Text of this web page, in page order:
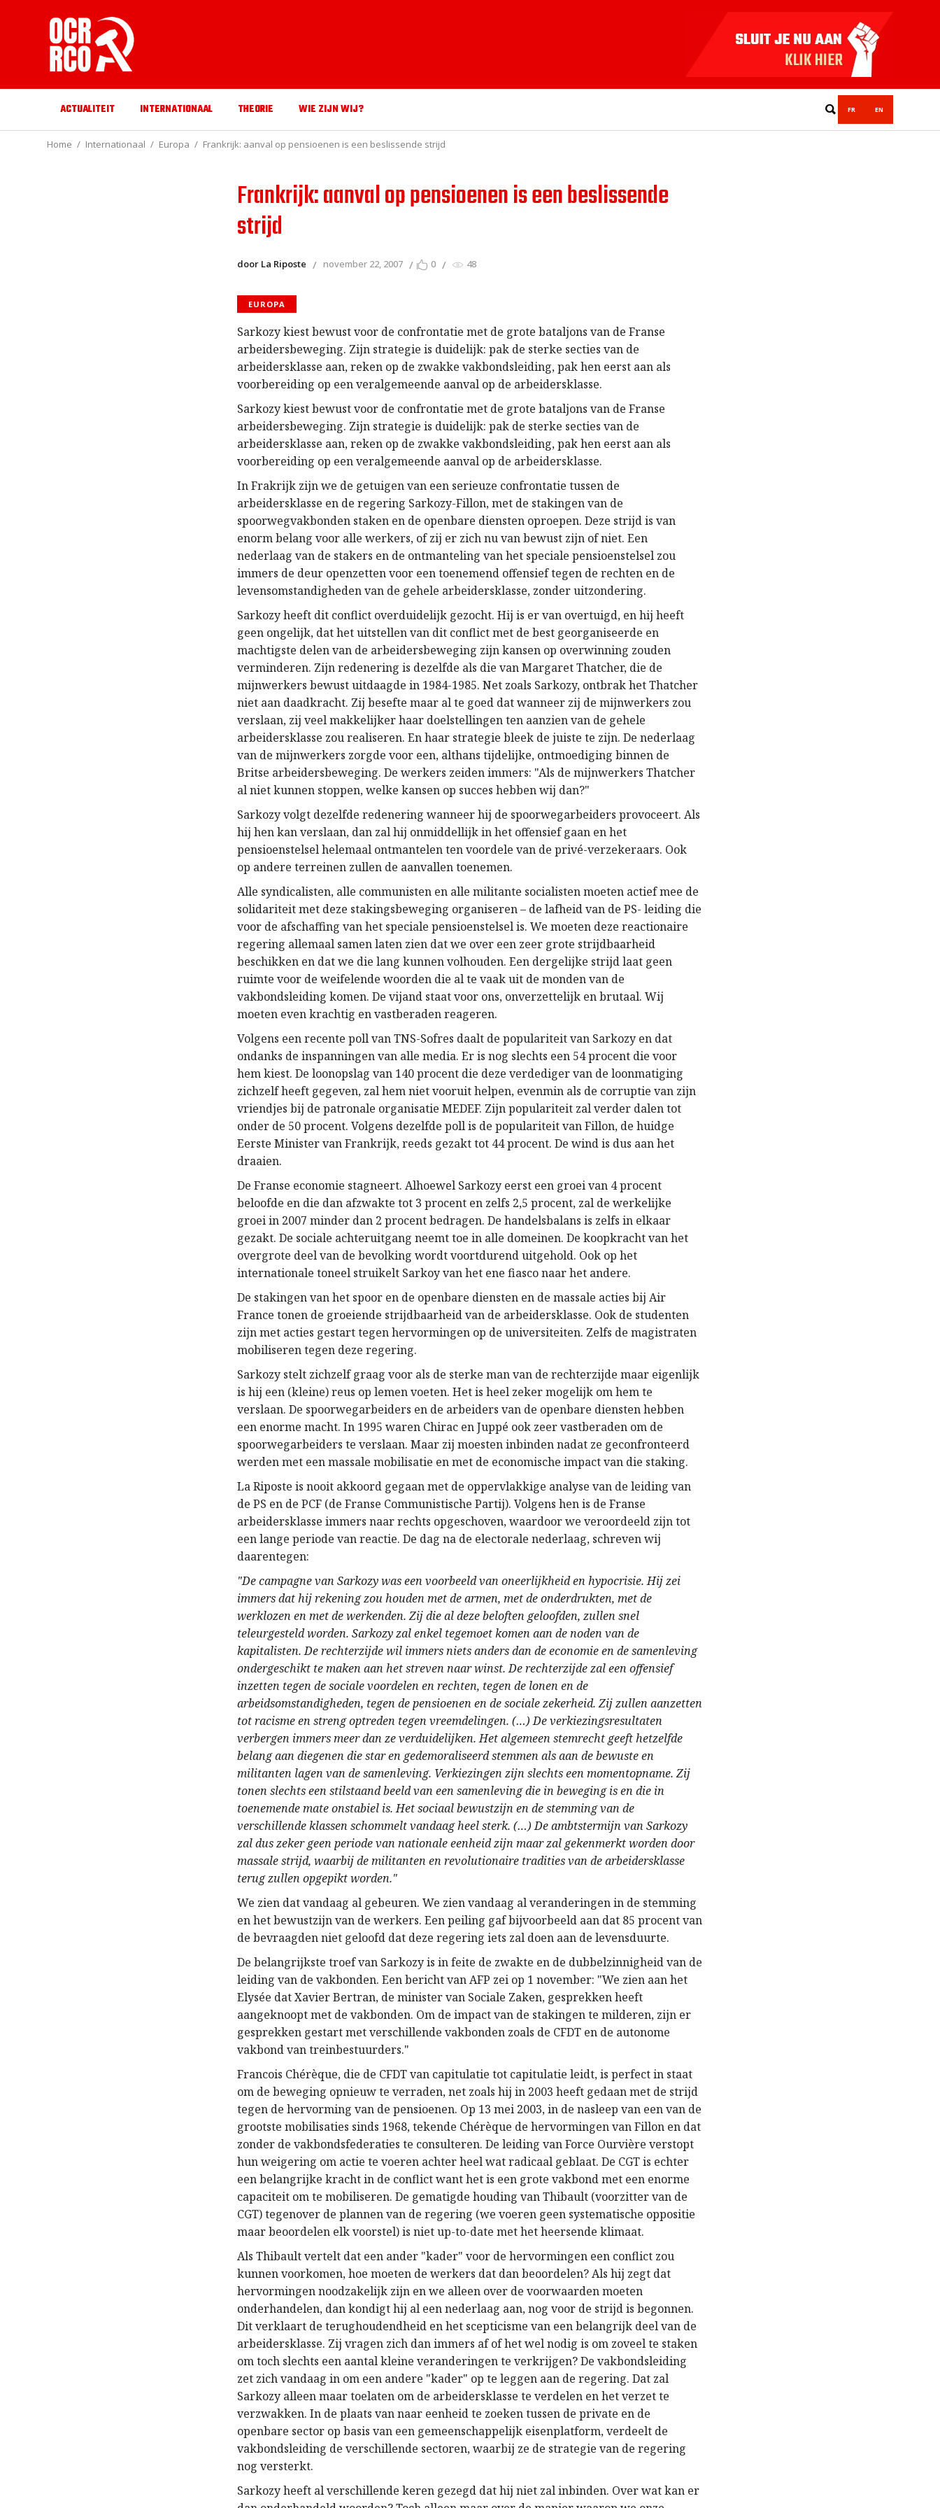
ACTUALITEIT INTERNATIONAAL THEORIE WIE ZIJN WIJ? FR EN
Home Internationaal Europa Frankrijk: aanval op pensioenen is een beslissende strijd
Frankrijk: aanval op pensioenen is een beslissende
strijd
door La Riposte november 22, 2007 0 48
EUROPA
Sarkozy kiest bewust voor de confrontatie met de grote bataljons van de Franse
arbeidersbeweging. Zijn strategie is duidelijk: pak de sterke secties van de
arbeidersklasse aan, reken op de zwakke vakbondsleiding, pak hen eerst aan als
voorbereiding op een veralgemeende aanval op de arbeidersklasse.
Sarkozy kiest bewust voor de confrontatie met de grote bataljons van de Franse
arbeidersbeweging. Zijn strategie is duidelijk: pak de sterke secties van de
arbeidersklasse aan, reken op de zwakke vakbondsleiding, pak hen eerst aan als
voorbereiding op een veralgemeende aanval op de arbeidersklasse.
In Frakrijk zijn we de getuigen van een serieuze confrontatie tussen de
arbeidersklasse en de regering Sarkozy-Fillon, met de stakingen van de
spoorwegvakbonden staken en de openbare diensten oproepen. Deze strijd is van
enorm belang voor alle werkers, of zij er zich nu van bewust zijn of niet. Een
nederlaag van de stakers en de ontmanteling van het speciale pensioenstelsel zou
immers de deur openzetten voor een toenemend offensief tegen de rechten en de
levensomstandigheden van de gehele arbeidersklasse, zonder uitzondering.
Sarkozy heeft dit conflict overduidelijk gezocht. Hij is er van overtuigd, en hij heeft
geen ongelijk, dat het uitstellen van dit conflict met de best georganiseerde en
machtigste delen van de arbeidersbeweging zijn kansen op overwinning zouden
verminderen. Zijn redenering is dezelfde als die van Margaret Thatcher, die de
mijnwerkers bewust uitdaagde in 1984-1985. Net zoals Sarkozy, ontbrak het Thatcher
niet aan daadkracht. Zij besefte maar al te goed dat wanneer zij de mijnwerkers zou
verslaan, zij veel makkelijker haar doelstellingen ten aanzien van de gehele
arbeidersklasse zou realiseren. En haar strategie bleek de juiste te zijn. De nederlaag
van de mijnwerkers zorgde voor een, althans tijdelijke, ontmoediging binnen de
Britse arbeidersbeweging. De werkers zeiden immers: "Als de mijnwerkers Thatcher
al niet kunnen stoppen, welke kansen op succes hebben wij dan?"
Sarkozy volgt dezelfde redenering wanneer hij de spoorwegarbeiders provoceert. Als
hij hen kan verslaan, dan zal hij onmiddellijk in het offensief gaan en het
pensioenstelsel helemaal ontmantelen ten voordele van de privé-verzekeraars. Ook
op andere terreinen zullen de aanvallen toenemen.
Alle syndicalisten, alle communisten en alle militante socialisten moeten actief mee de
solidariteit met deze stakingsbeweging organiseren – de lafheid van de PS- leiding die
voor de afschaffing van het speciale pensioenstelsel is. We moeten deze reactionaire
regering allemaal samen laten zien dat we over een zeer grote strijdbaarheid
beschikken en dat we die lang kunnen volhouden. Een dergelijke strijd laat geen
ruimte voor de weifelende woorden die al te vaak uit de monden van de
vakbondsleiding komen. De vijand staat voor ons, onverzettelijk en brutaal. Wij
moeten even krachtig en vastberaden reageren.
Volgens een recente poll van TNS-Sofres daalt de populariteit van Sarkozy en dat
ondanks de inspanningen van alle media. Er is nog slechts een 54 procent die voor
hem kiest. De loonopslag van 140 procent die deze verdediger van de loonmatiging
zichzelf heeft gegeven, zal hem niet vooruit helpen, evenmin als de corruptie van zijn
vriendjes bij de patronale organisatie MEDEF. Zijn populariteit zal verder dalen tot
onder de 50 procent. Volgens dezelfde poll is de populariteit van Fillon, de huidge
Eerste Minister van Frankrijk, reeds gezakt tot 44 procent. De wind is dus aan het
draaien.
De Franse economie stagneert. Alhoewel Sarkozy eerst een groei van 4 procent
beloofde en die dan afzwakte tot 3 procent en zelfs 2,5 procent, zal de werkelijke
groei in 2007 minder dan 2 procent bedragen. De handelsbalans is zelfs in elkaar
gezakt. De sociale achteruitgang neemt toe in alle domeinen. De koopkracht van het
overgrote deel van de bevolking wordt voortdurend uitgehold. Ook op het
internationale toneel struikelt Sarkoy van het ene fiasco naar het andere.
De stakingen van het spoor en de openbare diensten en de massale acties bij Air
France tonen de groeiende strijdbaarheid van de arbeidersklasse. Ook de studenten
zijn met acties gestart tegen hervormingen op de universiteiten. Zelfs de magistraten
mobiliseren tegen deze regering.
Sarkozy stelt zichzelf graag voor als de sterke man van de rechterzijde maar eigenlijk
is hij een (kleine) reus op lemen voeten. Het is heel zeker mogelijk om hem te
verslaan. De spoorwegarbeiders en de arbeiders van de openbare diensten hebben
een enorme macht. In 1995 waren Chirac en Juppé ook zeer vastberaden om de
spoorwegarbeiders te verslaan. Maar zij moesten inbinden nadat ze geconfronteerd
werden met een massale mobilisatie en met de economische impact van die staking.
La Riposte is nooit akkoord gegaan met de oppervlakkige analyse van de leiding van
de PS en de PCF (de Franse Communistische Partij). Volgens hen is de Franse
arbeidersklasse immers naar rechts opgeschoven, waardoor we veroordeeld zijn tot
een lange periode van reactie. De dag na de electorale nederlaag, schreven wij
daarentegen:
"De campagne van Sarkozy was een voorbeeld van oneerlijkheid en hypocrisie. Hij zei
immers dat hij rekening zou houden met de armen, met de onderdrukten, met de
werklozen en met de werkenden. Zij die al deze beloften geloofden, zullen snel
teleurgesteld worden. Sarkozy zal enkel tegemoet komen aan de noden van de
kapitalisten. De rechterzijde wil immers niets anders dan de economie en de samenleving
ondergeschikt te maken aan het streven naar winst. De rechterzijde zal een offensief
inzetten tegen de sociale voordelen en rechten, tegen de lonen en de
arbeidsomstandigheden, tegen de pensioenen en de sociale zekerheid. Zij zullen aanzetten
tot racisme en streng optreden tegen vreemdelingen. (…) De verkiezingsresultaten
verbergen immers meer dan ze verduidelijken. Het algemeen stemrecht geeft hetzelfde
belang aan diegenen die star en gedemoraliseerd stemmen als aan de bewuste en
militanten lagen van de samenleving. Verkiezingen zijn slechts een momentopname. Zij
tonen slechts een stilstaand beeld van een samenleving die in beweging is en die in
toenemende mate onstabiel is. Het sociaal bewustzijn en de stemming van de
verschillende klassen schommelt vandaag heel sterk. (…) De ambtstermijn van Sarkozy
zal dus zeker geen periode van nationale eenheid zijn maar zal gekenmerkt worden door
massale strijd, waarbij de militanten en revolutionaire tradities van de arbeidersklasse
terug zullen opgepikt worden."
We zien dat vandaag al gebeuren. We zien vandaag al veranderingen in de stemming
en het bewustzijn van de werkers. Een peiling gaf bijvoorbeeld aan dat 85 procent van
de bevraagden niet geloofd dat deze regering iets zal doen aan de levensduurte.
De belangrijkste troef van Sarkozy is in feite de zwakte en de dubbelzinnigheid van de
leiding van de vakbonden. Een bericht van AFP zei op 1 november: "We zien aan het
Elysée dat Xavier Bertran, de minister van Sociale Zaken, gesprekken heeft
aangeknoopt met de vakbonden. Om de impact van de stakingen te milderen, zijn er
gesprekken gestart met verschillende vakbonden zoals de CFDT en de autonome
vakbond van treinbestuurders."
Francois Chérèque, die de CFDT van capitulatie tot capitulatie leidt, is perfect in staat
om de beweging opnieuw te verraden, net zoals hij in 2003 heeft gedaan met de strijd
tegen de hervorming van de pensioenen. Op 13 mei 2003, in de nasleep van een van de
grootste mobilisaties sinds 1968, tekende Chérèque de hervormingen van Fillon en dat
zonder de vakbondsfederaties te consulteren. De leiding van Force Ourvière verstopt
hun weigering om actie te voeren achter heel wat radicaal geblaat. De CGT is echter
een belangrijke kracht in de conflict want het is een grote vakbond met een enorme
capaciteit om te mobiliseren. De gematigde houding van Thibault (voorzitter van de
CGT) tegenover de plannen van de regering (we voeren geen systematische oppositie
maar beoordelen elk voorstel) is niet up-to-date met het heersende klimaat.
Als Thibault vertelt dat een ander "kader" voor de hervormingen een conflict zou
kunnen voorkomen, hoe moeten de werkers dat dan beoordelen? Als hij zegt dat
hervormingen noodzakelijk zijn en we alleen over de voorwaarden moeten
onderhandelen, dan kondigt hij al een nederlaag aan, nog voor de strijd is begonnen.
Dit verklaart de terughoudendheid en het scepticisme van een belangrijk deel van de
arbeidersklasse. Zij vragen zich dan immers af of het wel nodig is om zoveel te staken
om toch slechts een aantal kleine veranderingen te verkrijgen? De vakbondsleiding
zet zich vandaag in om een andere "kader" op te leggen aan de regering. Dat zal
Sarkozy alleen maar toelaten om de arbeidersklasse te verdelen en het verzet te
verzwakken. In de plaats van naar eenheid te zoeken tussen de private en de
openbare sector op basis van een gemeenschappelijk eisenplatform, verdeelt de
vakbondsleiding de verschillende sectoren, waarbij ze de strategie van de regering
nog versterkt.
Sarkozy heeft al verschillende keren gezegd dat hij niet zal inbinden. Over wat kan er